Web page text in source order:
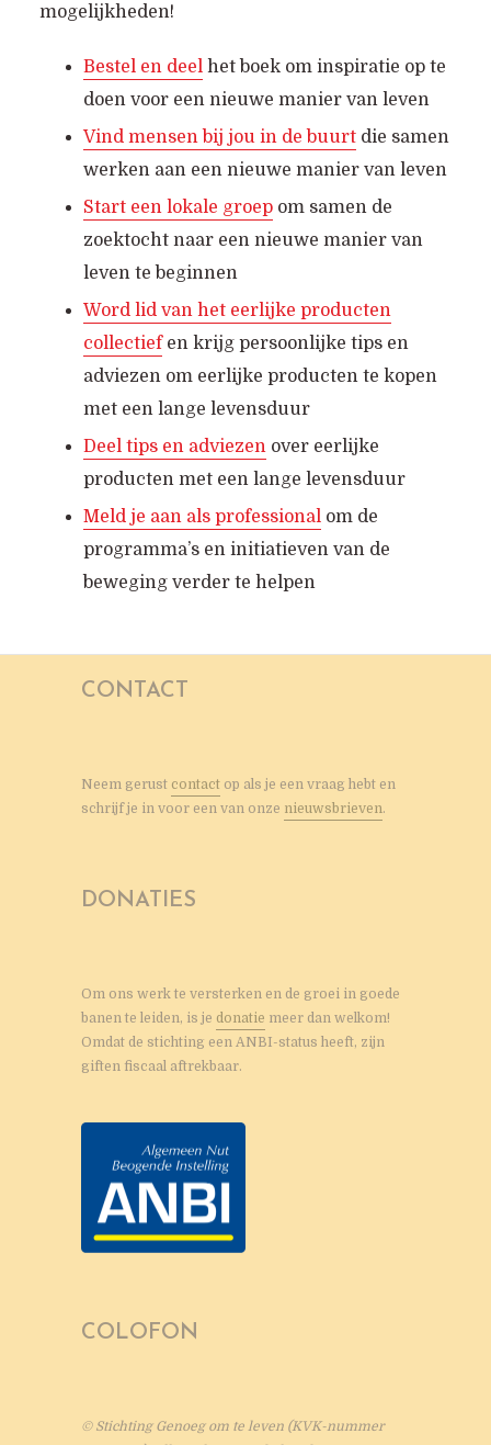
mogelijkheden!
Bestel en deelhet boek om inspiratie op te
doen voor een nieuwe manier van leven
Vind mensen bij jou in de buurtdie samen
werken aan een nieuwe manier van leven
Start een lokale groepom samen de
zoektocht naar een nieuwe manier van
leven te beginnen
Word lid van het eerlijke producten
collectiefen krijg persoonlijke tips en
adviezen om eerlijke producten te kopen
met een lange levensduur
Deel tips en adviezenover eerlijke
producten met een lange levensduur
Meld je aan als professionalom de
programma’s en initiatieven van de
beweging verder te helpen
CONTACT
Neem gerust contact op als je een vraag hebt en
schrijf je in voor een van onze nieuwsbrieven.
DONATIES
Om ons werk te versterken en de groei in goede
banen te leiden, is je donatie meer dan welkom!
Omdat de stichting een ANBI-status heeft, zijn
giften fiscaal aftrekbaar.
COLOFON
© Stichting Genoeg om te leven (KVK-nummer